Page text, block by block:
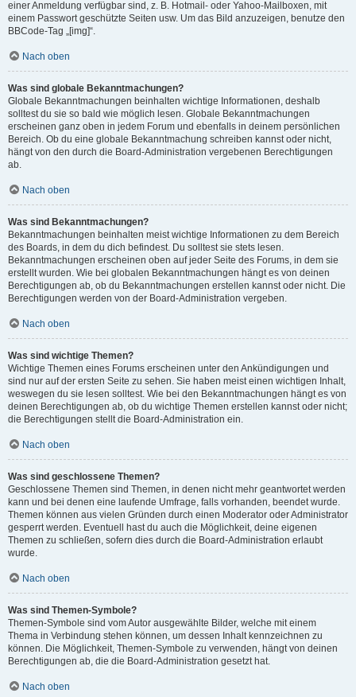
einer Anmeldung verfügbar sind, z. B. Hotmail- oder Yahoo-Mailboxen, mit
einem Passwort geschützte Seiten usw. Um das Bild anzuzeigen, benutze den
BBCode-Tag „[img]“.
Nach oben
Was sind globale Bekanntmachungen?
Globale Bekanntmachungen beinhalten wichtige Informationen, deshalb
solltest du sie so bald wie möglich lesen. Globale Bekanntmachungen
erscheinen ganz oben in jedem Forum und ebenfalls in deinem persönlichen
Bereich. Ob du eine globale Bekanntmachung schreiben kannst oder nicht,
hängt von den durch die Board-Administration vergebenen Berechtigungen
ab.
Nach oben
Was sind Bekanntmachungen?
Bekanntmachungen beinhalten meist wichtige Informationen zu dem Bereich
des Boards, in dem du dich befindest. Du solltest sie stets lesen.
Bekanntmachungen erscheinen oben auf jeder Seite des Forums, in dem sie
erstellt wurden. Wie bei globalen Bekanntmachungen hängt es von deinen
Berechtigungen ab, ob du Bekanntmachungen erstellen kannst oder nicht. Die
Berechtigungen werden von der Board-Administration vergeben.
Nach oben
Was sind wichtige Themen?
Wichtige Themen eines Forums erscheinen unter den Ankündigungen und
sind nur auf der ersten Seite zu sehen. Sie haben meist einen wichtigen Inhalt,
weswegen du sie lesen solltest. Wie bei den Bekanntmachungen hängt es von
deinen Berechtigungen ab, ob du wichtige Themen erstellen kannst oder nicht;
die Berechtigungen stellt die Board-Administration ein.
Nach oben
Was sind geschlossene Themen?
Geschlossene Themen sind Themen, in denen nicht mehr geantwortet werden
kann und bei denen eine laufende Umfrage, falls vorhanden, beendet wurde.
Themen können aus vielen Gründen durch einen Moderator oder Administrator
gesperrt werden. Eventuell hast du auch die Möglichkeit, deine eigenen
Themen zu schließen, sofern dies durch die Board-Administration erlaubt
wurde.
Nach oben
Was sind Themen-Symbole?
Themen-Symbole sind vom Autor ausgewählte Bilder, welche mit einem
Thema in Verbindung stehen können, um dessen Inhalt kennzeichnen zu
können. Die Möglichkeit, Themen-Symbole zu verwenden, hängt von deinen
Berechtigungen ab, die die Board-Administration gesetzt hat.
Nach oben